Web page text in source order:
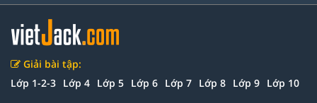
Giải bài tập:
Lớp 1-2-3 Lớp 4 Lớp 5 Lớp 6 Lớp 7 Lớp 8 Lớp 9 Lớp 10